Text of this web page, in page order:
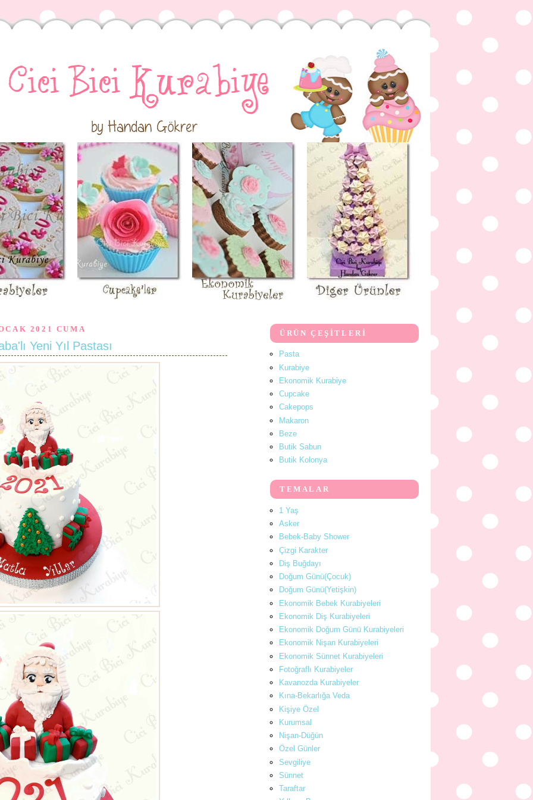
2021 CUMA
Yeni Yıl Pastası
ÜRÜN ÇEŞİTLERİ
Pasta
Kurabiye
Ekonomik Kurabiye
Cupcake
Cakepops
Makaron
Beze
Butik Sabun
Butik Kolonya
TEMALAR
1 Yaş
Asker
Bebek-Baby Shower
Çizgi Karakter
Diş Buğdayı
Doğum Günü(Çocuk)
Doğum Günü(Yetişkin)
Ekonomik Bebek Kurabiyeleri
Ekonomik Diş Kurabiyeleri
Ekonomik Doğum Günü Kurabiyeleri
Ekonomik Nişan Kurabiyeleri
Ekonomik Sünnet Kurabiyeleri
Fotoğraflı Kurabiyeler
Kavanozda Kurabiyeler
Kına-Bekarlığa Veda
Kişiye Özel
Kurumsal
Nişan-Düğün
Özel Günler
Sevgiliye
Sünnet
Taraftar